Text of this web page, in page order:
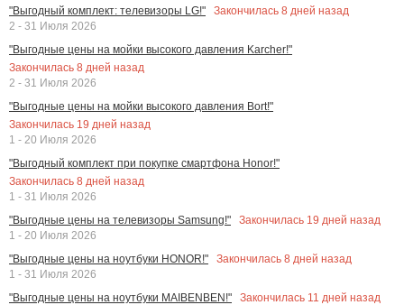
"Выгодный комплект: телевизоры LG!"
Закончилась 8 дней назад
2 - 31 Июля 2026
"Выгодные цены на мойки высокого давления Karcher!"
Закончилась 8 дней назад
2 - 31 Июля 2026
"Выгодные цены на мойки высокого давления Bort!"
Закончилась 19 дней назад
1 - 20 Июля 2026
"Выгодный комплект при покупке смартфона Honor!"
Закончилась 8 дней назад
1 - 31 Июля 2026
"Выгодные цены на телевизоры Samsung!"
Закончилась 19 дней назад
1 - 20 Июля 2026
"Выгодные цены на ноутбуки HONOR!"
Закончилась 8 дней назад
1 - 31 Июля 2026
"Выгодные цены на ноутбуки MAIBENBEN!"
Закончилась 11 дней назад